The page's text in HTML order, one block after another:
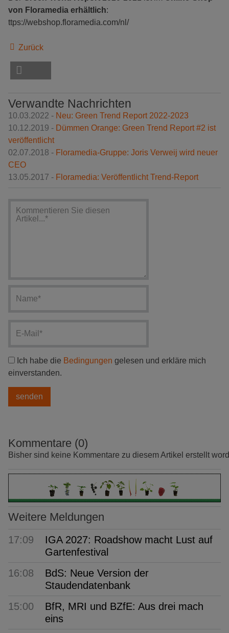
von Floramedia erhältlich:
ttps://webshop.floramedia.com/nl/
Zurück
Verwandte Nachrichten
10.03.2022 - Neu: Green Trend Report 2022-2023
10.12.2019 - Dümmen Orange: Green Trend Report #2 ist
veröffentlicht
02.07.2018 - Floramedia-Gruppe: Joris Verweij wird neuer
CEO
13.05.2017 - Floramedia: Veröffentlicht Trend-Report
Ich habe die Bedingungen gelesen und erkläre mich
einverstanden.
Kommentare (0)
Bisher sind keine Kommentare zu diesem Artikel erstellt
Weitere Meldungen
17:09
IGA 2027: Roadshow macht Lust auf
Gartenfestival
16:08
BdS: Neue Version der
Staudendatenbank
15:00
BfR, MRI und BZfE: Aus drei mach
eins